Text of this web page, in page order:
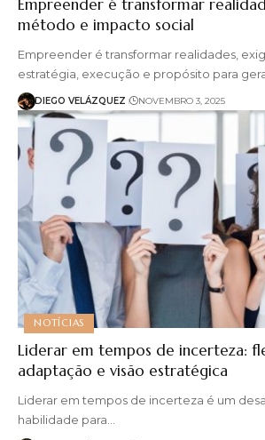
Empreender é transformar
método e impacto social
Empreender é transformar realidades,
estratégia, execução e propósito para
DIEGO VELÁZQUEZ NOVEMBRO 3, 2025
NOTÍCIAS
Liderar em tempos de incerteza:
adaptação e visão estratégica
Liderar em tempos de incerteza é um
habilidade para…